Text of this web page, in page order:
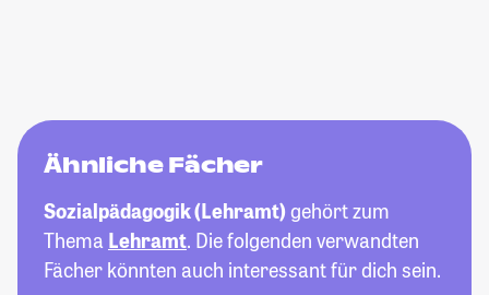
Ähnliche Fächer
Sozialpädagogik (Lehramt) gehört zum
Thema Lehramt. Die folgenden verwandten
Fächer könnten auch interessant für dich sein.